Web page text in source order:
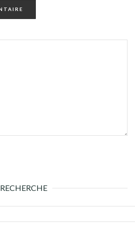
RECHERCHE